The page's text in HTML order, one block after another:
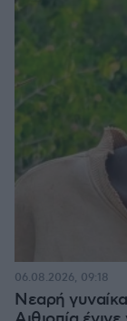
Νεαρή
06.08.2026, 09:18